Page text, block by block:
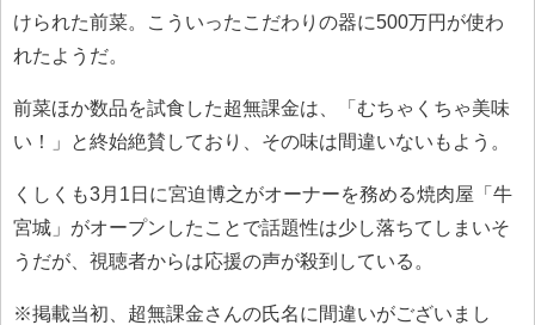
けられた前菜。こういったこだわりの器に500万円が使わ
れたようだ。
前菜ほか数品を試食した超無課金は、「むちゃくちゃ美味
い！」と終始絶賛しており、その味は間違いないもよう。
くしくも3月1日に宮迫博之がオーナーを務める焼肉屋「牛
宮城」がオープンしたことで話題性は少し落ちてしまいそ
うだが、視聴者からは応援の声が殺到している。
※掲載当初、超無課金さんの氏名に間違いがございまし